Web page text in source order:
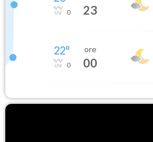
0 23
22°
0
ore
00